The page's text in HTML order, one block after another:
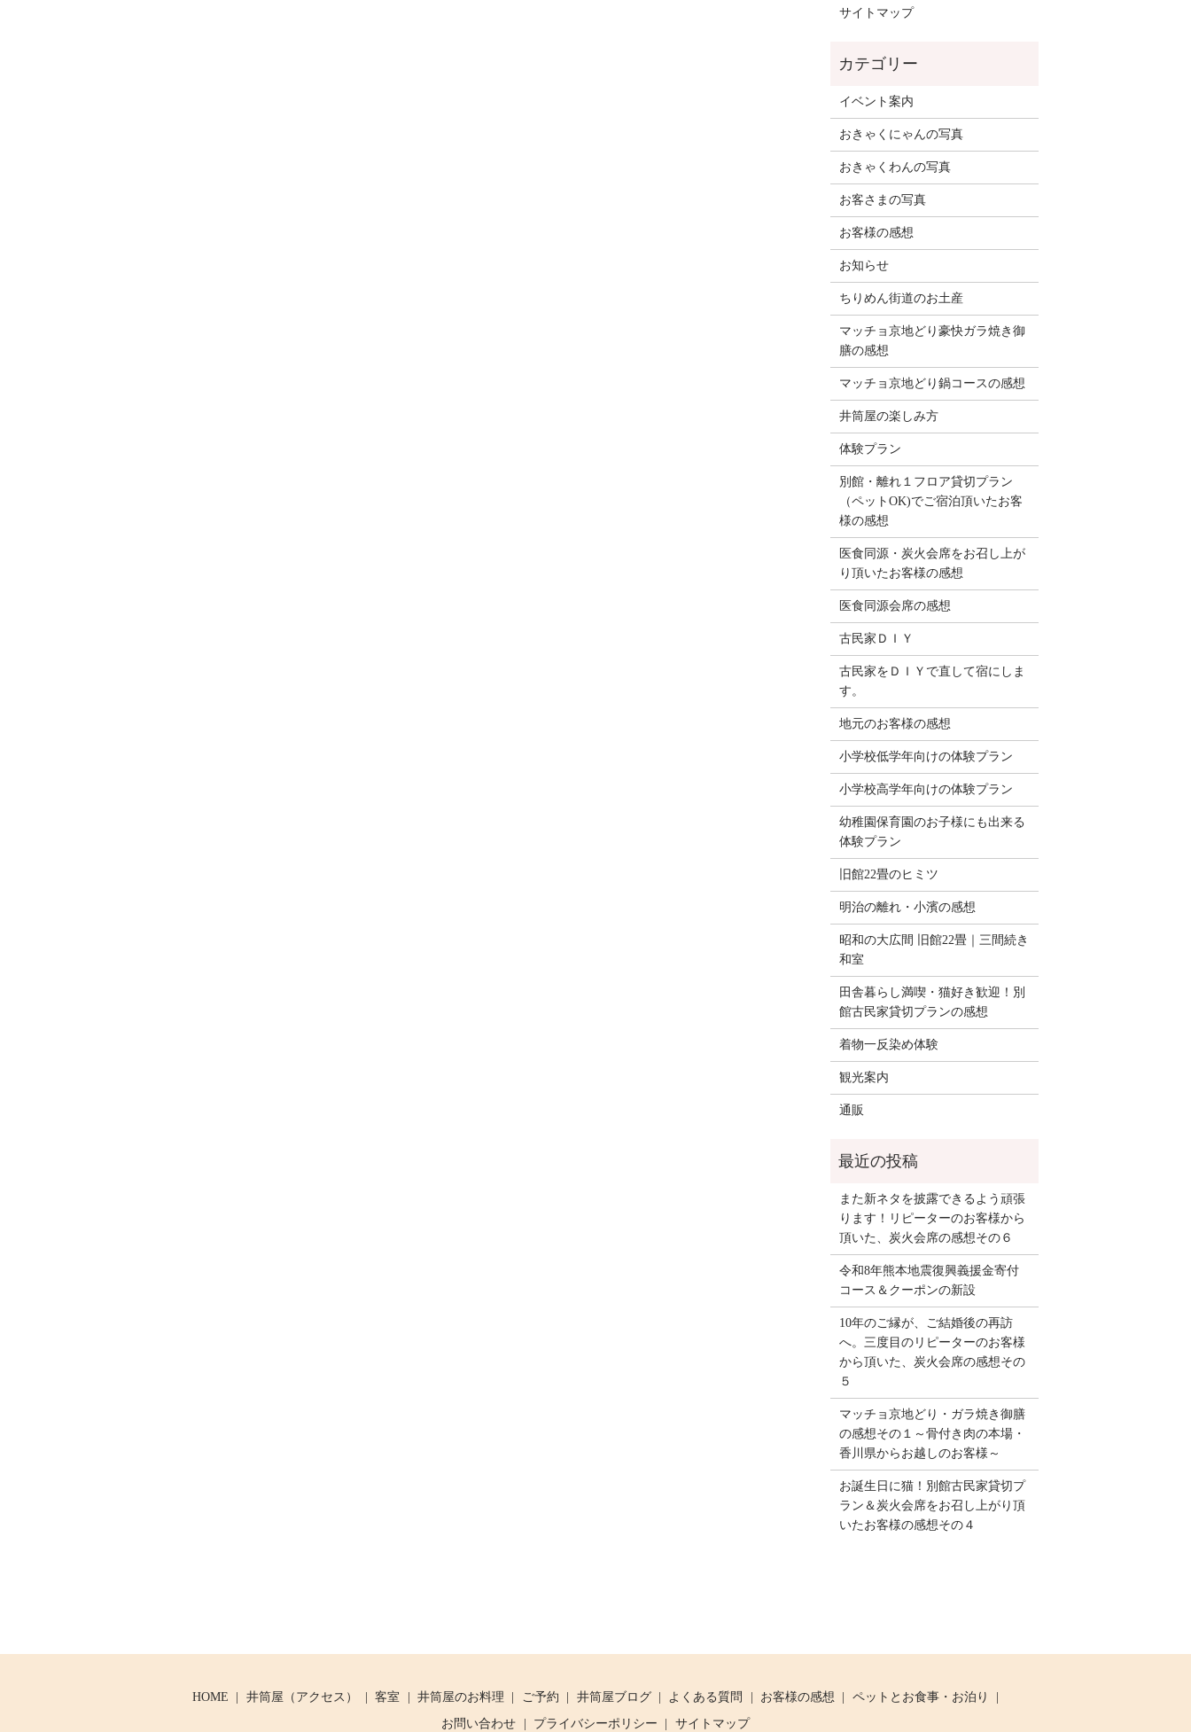
サイトマップ
イベント案内
おきゃくにゃんの写真
おきゃくわんの写真
お客さまの写真
お客様の感想
お知らせ
ちりめん街道のお土産
マッチョ京地どり豪快ガラ焼き御
膳の感想
マッチョ京地どり鍋コースの感想
井筒屋の楽しみ方
体験プラン
別館・離れ１フロア貸切プラン
（ペットOK)でご宿泊頂いたお客
様の感想
医食同源・炭火会席をお召し上が
り頂いたお客様の感想
医食同源会席の感想
古民家ＤＩＹ
古民家をＤＩＹで直して宿にしま
す。
地元のお客様の感想
小学校低学年向けの体験プラン
小学校高学年向けの体験プラン
幼稚園保育園のお子様にも出来る
体験プラン
旧館22畳のヒミツ
明治の離れ・小濱の感想
昭和の大広間 旧館22畳｜三間続き
和室
田舎暮らし満喫・猫好き歓迎！別
館古民家貸切プランの感想
着物一反染め体験
観光案内
通販
また新ネタを披露できるよう頑張
ります！リピーターのお客様から
頂いた、炭火会席の感想その６
令和8年熊本地震復興義援金寄付
コース＆クーポンの新設
10年のご縁が、ご結婚後の再訪
へ。三度目のリピーターのお客様
から頂いた、炭火会席の感想その
５
マッチョ京地どり・ガラ焼き御膳
の感想その１～骨付き肉の本場・
香川県からお越しのお客様～
お誕生日に猫！別館古民家貸切プ
ラン＆炭火会席をお召し上がり頂
いたお客様の感想その４
HOME 井筒屋（アクセス） 客室 井筒屋のお料理 ご予約 井筒屋ブログ よくある質問 お客様の感想
ペットとお食事・お泊り
お問い合わせ
プライバシーポリシー サイトマップ